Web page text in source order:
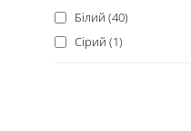
Білий (40)
Сірий (1)